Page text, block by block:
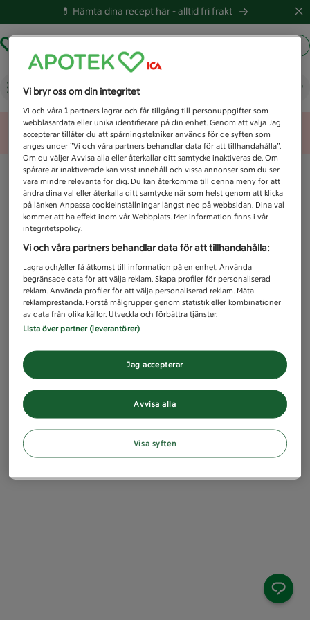
💊 Hämta dina recept här -alltid fri frakt
Vad letar du efter idag?
Unknown error
Vi bryr oss om din integritet
Vi och våra1 partners lagrar och får tillgång till personuppgifter som
webbläsardata eller unika identifierare på din enhet. Genom att välja Jag
accepterar tillåter du att spårningstekniker används för de syften som
anges under ”Vi och våra partners behandlar data för att tillhandahålla”.
Om du väljer Avvisa alla eller återkallar ditt samtycke inaktiveras de. Om
spårare är inaktiverade kan visst innehåll och vissa annonser som du ser
vara mindre relevanta för dig. Du kan återkomma till denna meny för att
ändra dina val eller återkalla ditt samtycke när som helst genom att klicka
på länken Anpassa cookieinställningar längst ned på webbsidan. Dina val
kommer att ha effekt inom vår Webbplats. Mer information finns i vår
integritetspolicy.
Vi och våra partners behandlar data för att tillhandahålla:
Lagra och/eller få åtkomst till information på en enhet. Använda
begränsade data för att välja reklam. Skapa profiler för personaliserad
reklam. Använda profiler för att välja personaliserad reklam. Mäta
reklamprestanda. Förstå målgrupper genom statistik eller kombinationer
av data från olika källor. Utveckla och förbättra tjänster.
Lista över partner (leverantörer)
Avvisa alla
Jag accepterar
Visa syften